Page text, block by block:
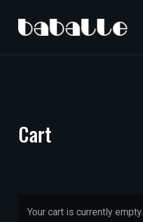
Cart
Your cart is currently empty.